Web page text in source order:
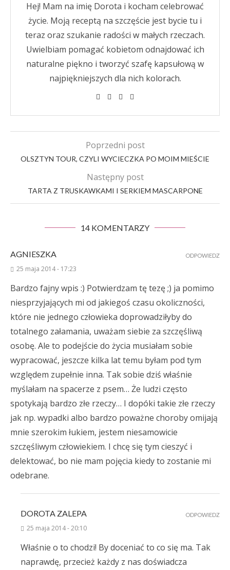
Hej! Mam na imię Dorota i kocham celebrować
życie. Moją receptą na szczęście jest bycie tu i
teraz oraz szukanie radości w małych rzeczach.
Uwielbiam pomagać kobietom odnajdować ich
naturalne piękno i tworzyć szafę kapsułową w
najpiękniejszych dla nich kolorach.
Poprzedni post
OLSZTYN TOUR, CZYLI WYCIECZKA PO MOIM MIEŚCIE
Następny post
TARTA Z TRUSKAWKAMI I SERKIEM MASCARPONE
14 KOMENTARZY
AGNIESZKA
25 maja 2014 - 17:23
Bardzo fajny wpis :) Potwierdzam tę tezę ;) ja pomimo
niesprzyjających mi od jakiegoś czasu okoliczności,
które nie jednego człowieka doprowadziłyby do
totalnego załamania, uważam siebie za szczęśliwą
osobę. Ale to podejście do życia musiałam sobie
wypracować, jeszcze kilka lat temu byłam pod tym
względem zupełnie inna. Tak sobie dziś właśnie
myślałam na spacerze z psem… Że ludzi często
spotykają bardzo złe rzeczy… I dopóki takie złe rzeczy
jak np. wypadki albo bardzo poważne choroby omijają
mnie szerokim łukiem, jestem niesamowicie
szczęśliwym człowiekiem. I chcę się tym cieszyć i
delektować, bo nie mam pojęcia kiedy to zostanie mi
odebrane.
ODPOWIEDZ
DOROTA ZALEPA
25 maja 2014 - 20:10
Właśnie o to chodzi! By doceniać to co się ma. Tak
naprawdę, przecież każdy z nas doświadcza
ODPOWIEDZ